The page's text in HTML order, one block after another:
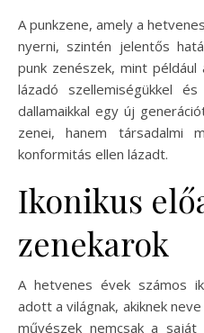
A punkzene, amely a
nyerni, szintén jelentős
punk zenészek, mint
lázadó szellemiségükkel
dallamaikkal egy új
zenei, hanem társadalmi
konformitás ellen lázadt.
Ikonikus
zenekarok
A hetvenes évek számos
adott a világnak, akiknek
művészek nemcsak a saját